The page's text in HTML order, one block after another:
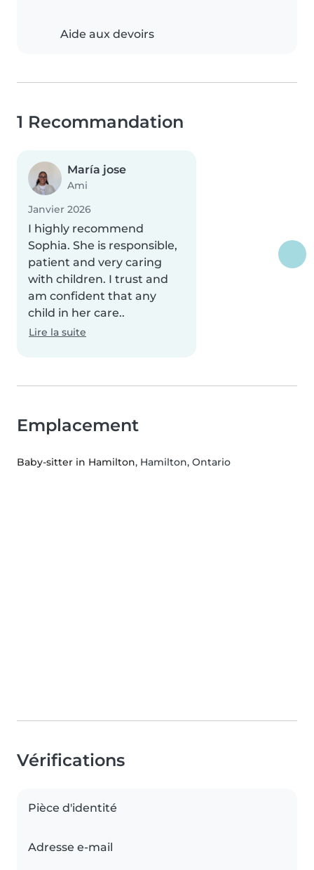
Aide aux devoirs
1 Recommandation
María jose
Ami
Janvier 2026
I highly recommend
Sophia. She is responsible,
patient and very caring
with children. I trust and
am confident that any
child in her care..
Lire la suite
Emplacement
Baby-sitter in Hamilton, Hamilton, Ontario
Vérifications
Pièce d'identité
Adresse e-mail